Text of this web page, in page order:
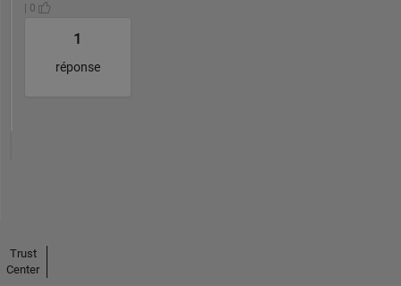
| 0
1
réponse
Trust
Center